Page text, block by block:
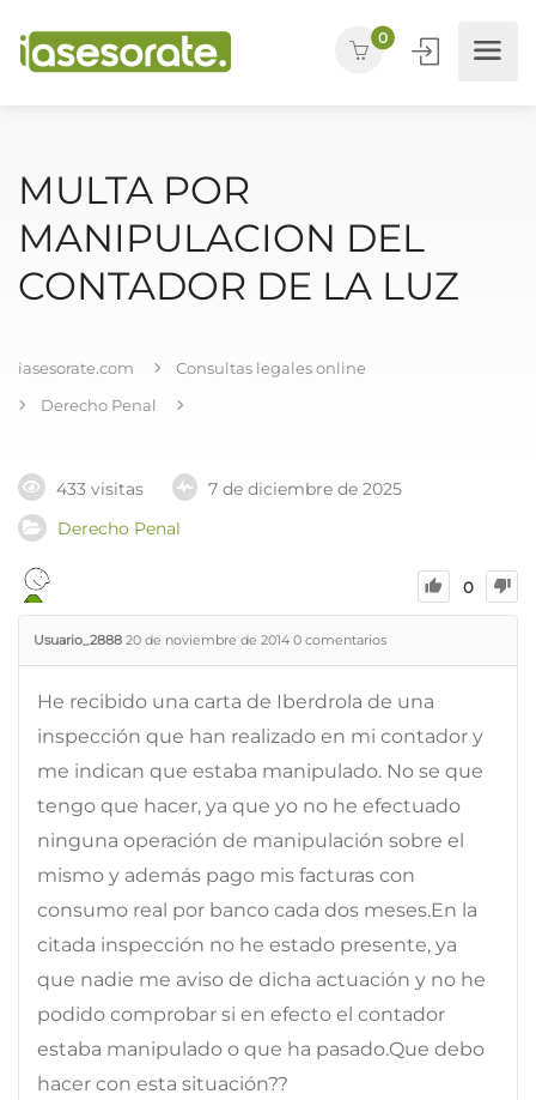
0
MULTA POR
MANIPULACION DEL
CONTADOR DE LA LUZ
iasesorate.com
Consultas legales online
Derecho Penal
433 visitas
7 de diciembre de 2025
Derecho Penal
0
Usuario_2888 20 de noviembre de 2014 0 comentarios
He recibido una carta de Iberdrola de una
inspección que han realizado en mi contador y
me indican que estaba manipulado. No se que
tengo que hacer, ya que yo no he efectuado
ninguna operación de manipulación sobre el
mismo y además pago mis facturas con
consumo real por banco cada dos meses.En la
citada inspección no he estado presente, ya
que nadie me aviso de dicha actuación y no he
podido comprobar si en efecto el contador
estaba manipulado o que ha pasado.Que debo
hacer con esta situación??